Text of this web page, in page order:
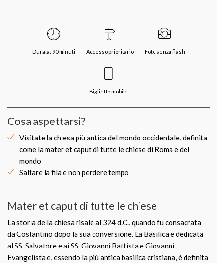
Durata: 90 minuti Accesso prioritario Foto senza flash
Biglietto mobile
Cosa aspettarsi?
Visitate la chiesa più antica del mondo occidentale, definita
come la mater et caput di tutte le chiese di Roma e del
mondo
Saltare la fila e non perdere tempo
Mater et caput di tutte le chiese
La storia della chiesa risale al 324 d.C., quando fu consacrata
da Costantino dopo la sua conversione. La Basilica è dedicata
al SS. Salvatore e ai SS. Giovanni Battista e Giovanni
Evangelista e, essendo la più antica basilica cristiana, è definita